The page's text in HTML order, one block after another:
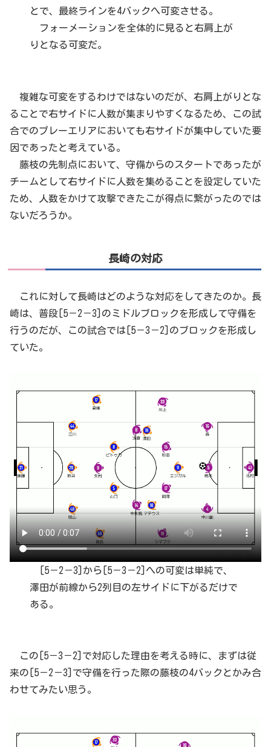
とで、最終ラインを4バックへ可変させる。
フォーメーションを全体的に見ると右肩上が
りとなる可変だ。
複雑な可変をするわけではないのだが、右肩上がりとな
ることで右サイドに人数が集まりやすくなるため、この試
合でのプレーエリアにおいても右サイドが集中していた要
因であったと考えている。
藤枝の先制点において、守備からのスタートであったが
チームとして右サイドに人数を集めることを設定していた
ため、人数をかけて攻撃できたこが得点に繋がったのでは
ないだろうか。
長崎の対応
これに対して長崎はどのような対応をしてきたのか。長
崎は、普段[5－2－3]のミドルブロックを形成して守備を
行うのだが、この試合では[5－3－2]のブロックを形成し
ていた。
[5－2－3]から[5－3－2]への可変は単純で、
澤田が前線から2列目の左サイドに下がるだけで
ある。
この[5－3－2]で対応した理由を考える時に、まずは従
来の[5－2－3]で守備を行った際の藤枝の4バックとかみ合
わせてみたい思う。